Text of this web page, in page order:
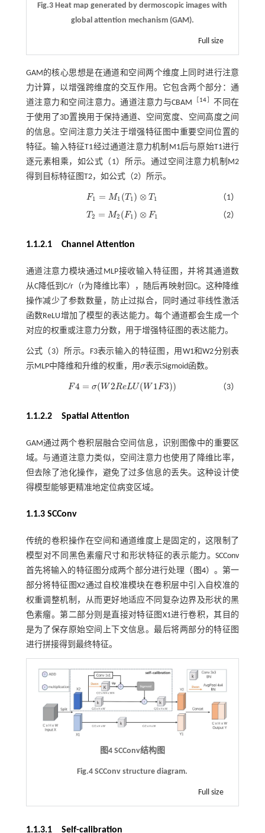
Fig.3 Heat map generated by dermoscopic images with
global attention mechanism (GAM).
Full size
GAM的核心思想是在通道和空间两个维度上同时进行注意
力计算，以增强跨维度的交互作用。它包含两个部分：通
道注意力和空间注意力。通道注意力与CBAM
14
不同在
于使用了3D置换用于保持通道、空间宽度、空间高度之间
的信息。空间注意力关注于增强特征图中重要空间位置的
特征。输入特征T1经过通道注意力机制M1后与原始T1进行
逐元素相乘，如 公式（1） 所示。通过空间注意力机制M2
得到目标特征图T2，如 公式（2） 所示。
F1 = M1 (T 1) ⊗ T 1
F 1= M 1(T1 )⊗T1 （1）
T2 = M2 ( F1) ⊗ F1
T2 =M 2(F1 )⊗F1 （2）
1.1.2.1 Channel Attention
通道注意力模块通过MLP接收输入特征图，并将其通道数
从C降低到C/r（r为降维比率），随后再映射回C。这种降维
操作减少了参数数量，防止过拟合，同时通过非线性激活
函数ReLU增加了模型的表达能力。每个通道都会生成一个
对应的权重或注意力分数，用于增强特征图的表达能力。
公式（3） 所示。F3表示输入的特征图，用W1和W2分别表
示MLP中降维和升维的权重，用σ
σ表示Sigmoid函数。
F4 = σ( W2 ReLU ( W 1 F3))
F4=σ(W2ReL U(W1F3) ) （3）
1.1.2.2 Spatial Attention
GAM通过两个卷积层融合空间信息，识别图像中的重要区
域。与通道注意力类似，空间注意力也使用了降维比率，
但去除了池化操作，避免了过多信息的丢失。这种设计使
得模型能够更精准地定位病变区域。
1.1.3 SCConv
传统的卷积操作在空间和通道维度上是固定的，这限制了
模型对不同黑色素瘤尺寸和形状特征的表示能力。SCConv
首先将输入的特征图分成两个部分进行处理（ 图4）。第一
部分将特征图X2通过自校准模块在卷积层中引入自校准的
权重调整机制，从而更好地适应不同复杂边界及形状的黑
色素瘤。第二部分则是直接对特征图X1进行卷积，其目的
是为了保存原始空间上下文信息。最后将两部分的特征图
进行拼接得到最终特征。
图4 SCConv结构图
Fig.4 SCConv structure diagram.
Full size
1.1.3.1 Self-calibration